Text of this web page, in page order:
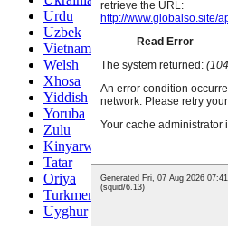
Urdu
Uzbek
Vietnamese
Welsh
Xhosa
Yiddish
Yoruba
Zulu
Kinyarwanda
Tatar
Oriya
Turkmen
Uyghur